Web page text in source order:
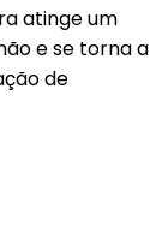
atinge um
e se torna a
de